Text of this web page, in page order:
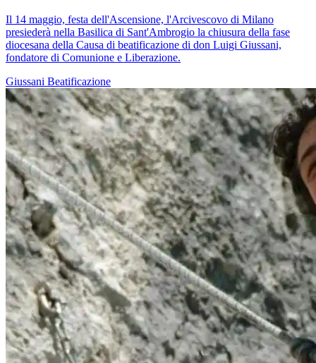
Il 14 maggio, festa dell'Ascensione, l'Arcivescovo di Milano
presiederà nella Basilica di Sant'Ambrogio la chiusura della fase
diocesana della Causa di beatificazione di don Luigi Giussani,
fondatore di Comunione e Liberazione.
Giussani Beatificazione